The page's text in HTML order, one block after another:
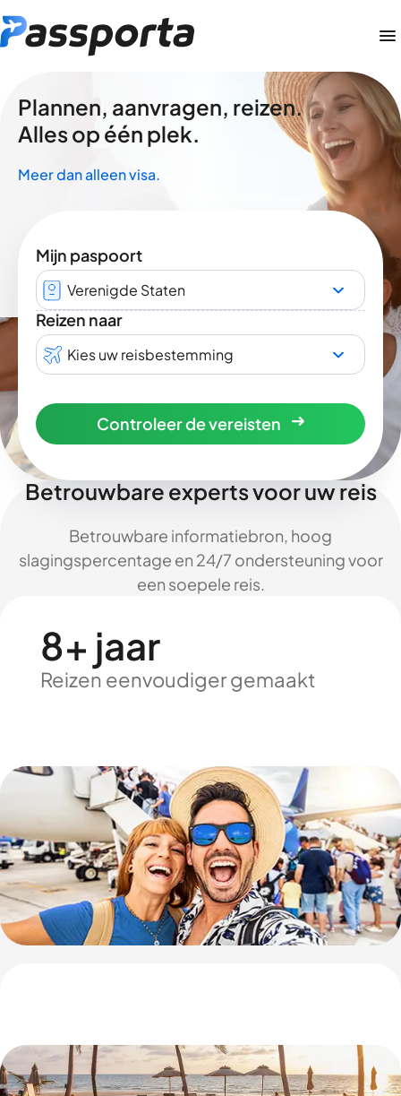
Plannen, aanvragen, reizen.
Alles op één plek.
Meer dan alleen visa.
Mijn paspoort
Verenigde Staten
Reizen naar
Kies uw reisbestemming
Controleer de vereisten
Betrouwbare experts voor uw reis
Betrouwbare informatiebron, hoog
slagingspercentage en 24/7 ondersteuning voor
een soepele reis.
8+ jaar
Reizen eenvoudiger gemaakt